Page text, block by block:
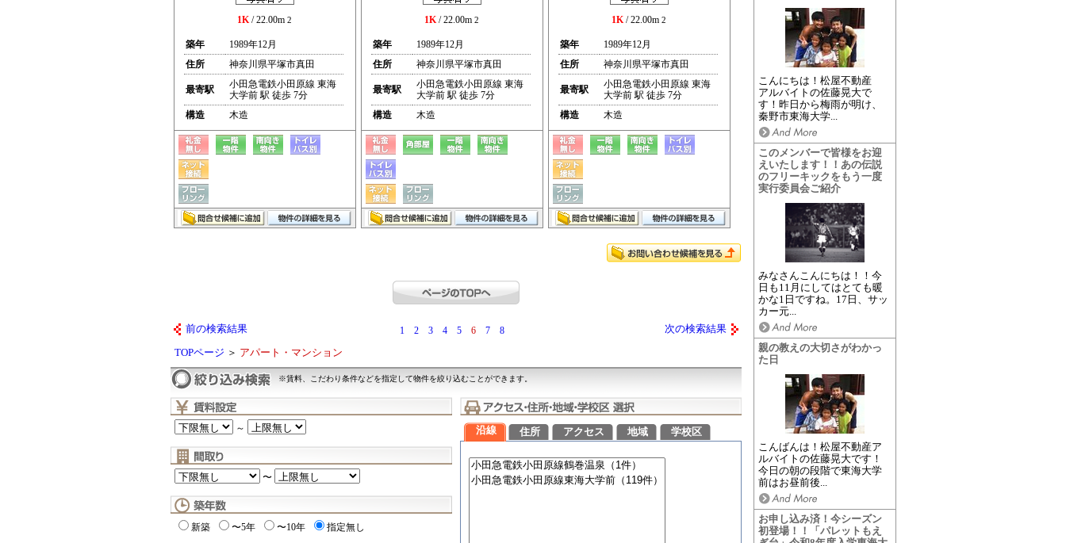
こんにちは！松屋不動産
アルバイトの佐藤晃大で
す！昨日から梅雨が明け、
秦野市東海大学...
このメンバーで皆様をお迎
えいたします！！あの伝説
のフリーキックをもう一度
実行委員会ご紹介
みなさんこんにちは！！今
日も11月にしてはとても暖
かな1日ですね。17日、サッ
カー元...
親の教えの大切さがわかっ
た日
こんばんは！松屋不動産ア
ルバイトの佐藤晃大です！
今日の朝の段階で東海大学
前はお昼前後...
お申し込み済！今シーズン
初登場！！「パレットもえ
1K/ 22.00m 2
築年
1989年12月
住所
神奈川県平塚市真田
最寄駅
小田急電鉄小田原線 東海
大学前 駅 徒歩 7分
構造
木造
1K/ 22.00m 2
築年
1989年12月
住所
神奈川県平塚市真田
最寄駅
小田急電鉄小田原線 東海
大学前 駅 徒歩 7分
構造
木造
1K/ 22.00m 2
築年
1989年12月
住所
神奈川県平塚市真田
最寄駅
小田急電鉄小田原線 東海
大学前 駅 徒歩 7分
構造
木造
前の検索結果 1 2 3 4 5 6 7 8 次の検索結果
TOPページ ＞ アパート・マンション
※賃料、こだわり条件などを指定して物件を絞り込むことができます。
～
〜
新築 〜5年 〜10年 指定無し
沿線 住所 アクセス 地域 学校区